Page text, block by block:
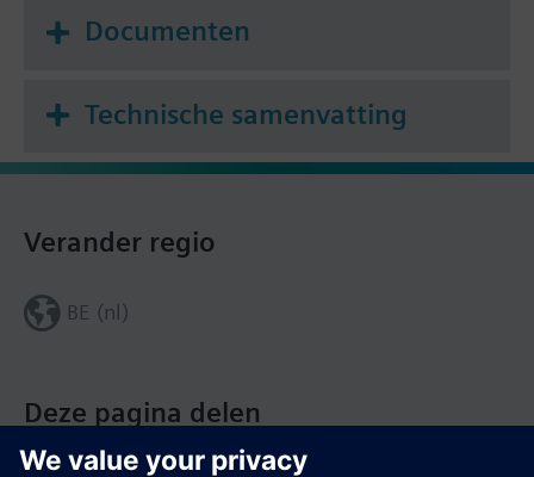
schakelaar worden geselecteerd:
Automatisch/Gereduceerd, Verlaagd setpoint,
Normaal bedrijf, Bewaking, of alleen tapwater
bedrijf.
Documenten
Technische samenvatting
Deze pagina delen
Verander regio
BE (nl)